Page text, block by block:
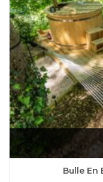
Bulle En